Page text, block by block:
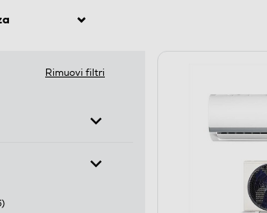
Rimuovi filtri